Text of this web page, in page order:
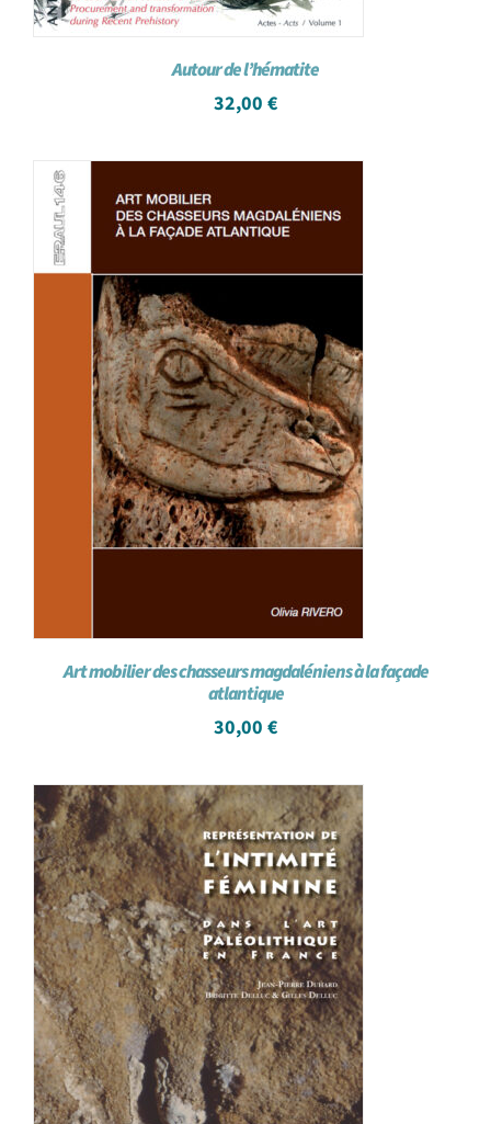
Autour de l’hématite
32,00 €
Art mobilier des chasseurs magdaléniens à la façade
atlantique
30,00 €